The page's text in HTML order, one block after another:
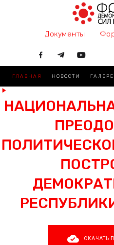
Документы
ГЛАВНАЯ НОВОСТИ
СКАЧАТЬ